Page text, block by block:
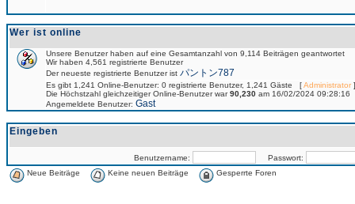
Wer ist online
Unsere Benutzer haben auf eine Gesamtanzahl von 9,114 Beiträgen geantwortet
Wir haben 4,561 registrierte Benutzer
Der neueste registrierte Benutzer ist パントン787
Es gibt 1,241 Online-Benutzer: 0 registrierte Benutzer, 1,241 Gäste [Administrator
Die Höchstzahl gleichzeitiger Online-Benutzer war90,230 am 16/02/2024 09:28:16
Angemeldete Benutzer: Gast
Eingeben
Benutzername:
Passwort:
Neue Beiträge
Keine neuen Beiträge Gesperrte Foren